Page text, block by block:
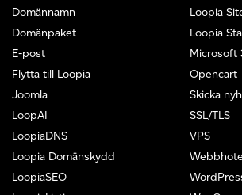
Domännamn
Domänpaket
E-post
Flytta till Loopia
Joomla
LoopAI
LoopiaDNS
Loopia Domänskydd
LoopiaSEO
Loopia
Loopia
Microsoft
Opencart
Skicka
SSL/TLS
VPS